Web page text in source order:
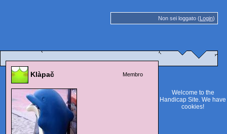
Non sei loggato (Login)
Klàpač Membro
Welcome to the
Handicap Site. We have
cookies!